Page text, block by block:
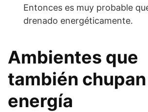
Entonces es muy probable
drenado energéticamente.
Ambientes que
también chupan
energía